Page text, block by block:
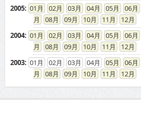
2005: 01 02 03 04 05 06
08
09 10 11
12
2004: 01 02 03 04 05 06
08
09 10 11
12
2003: 01 02 03 04 05 06
08
09 10 11 12